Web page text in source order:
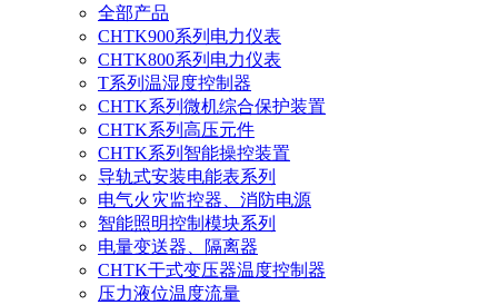
全部产品
CHTK900系列电力仪表
CHTK800系列电力仪表
T系列温湿度控制器
CHTK系列微机综合保护装置
CHTK系列高压元件
CHTK系列智能操控装置
导轨式安装电能表系列
电气火灾监控器、消防电源
智能照明控制模块系列
电量变送器、隔离器
CHTK干式变压器温度控制器
压力液位温度流量